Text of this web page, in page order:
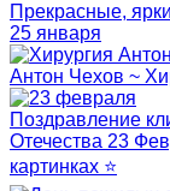
Прекрасные,
25 января
Антон Чехов ~
Поздравление
Отечества 23
картинках ⭐